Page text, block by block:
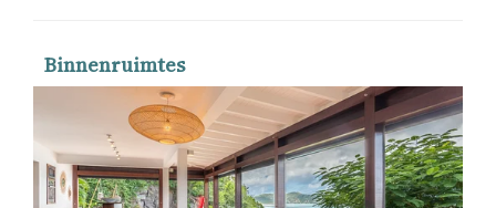
Binnenruimtes